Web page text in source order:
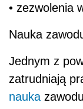
• zezwolenia
Nauka
Jednym z
zatrudniają
nauka